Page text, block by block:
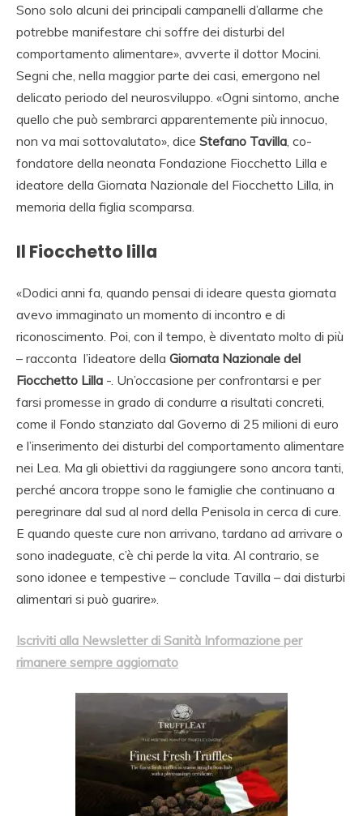
Sono solo alcuni dei principali campanelli d’allarme che
potrebbe manifestare chi soffre dei disturbi del
comportamento alimentare», avverte il dottor Mocini.
Segni che, nella maggior parte dei casi, emergono nel
delicato periodo del neurosviluppo. «Ogni sintomo, anche
quello che può sembrarci apparentemente più innocuo,
non va mai sottovalutato», dice Stefano Tavilla , co-
fondatore della neonata Fondazione Fiocchetto Lilla e
ideatore della Giornata Nazionale del Fiocchetto Lilla, in
memoria della figlia scomparsa.
Il Fiocchetto lilla
«Dodici anni fa, quando pensai di ideare questa giornata
avevo immaginato un momento di incontro e di
riconoscimento. Poi, con il tempo, è diventato molto di più
– racconta l’ideatore della Giornata Nazionale del
Fiocchetto Lilla -. Un’occasione per confrontarsi e per
farsi promesse in grado di condurre a risultati concreti,
come il Fondo stanziato dal Governo di 25 milioni di euro
e l’inserimento dei disturbi del comportamento alimentare
nei Lea. Ma gli obiettivi da raggiungere sono ancora tanti,
perché ancora troppe sono le famiglie che continuano a
peregrinare dal sud al nord della Penisola in cerca di cure.
E quando queste cure non arrivano, tardano ad arrivare o
sono inadeguate, c’è chi perde la vita. Al contrario, se
sono idonee e tempestive – conclude Tavilla – dai disturbi
alimentari si può guarire».
Iscriviti alla Newsletter di Sanità Informazione per
rimanere sempre aggiornato